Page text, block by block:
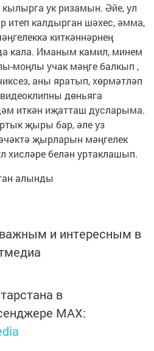
ук ризамын. Әйе, ул
итеп калдырган шәхес, әмма,
киткәннәрнең
кала. Иманым камил, минем
моңлы учак мәңге балкып ,
аны яратып, хөрмәтләп
дөньяга
иткән иҗатташ дусларыма.
җыры бар, әле уз
җырларын мәңгелек
хисләре белән уртаклашып.
алынды
и интересным в
в
MАХ: